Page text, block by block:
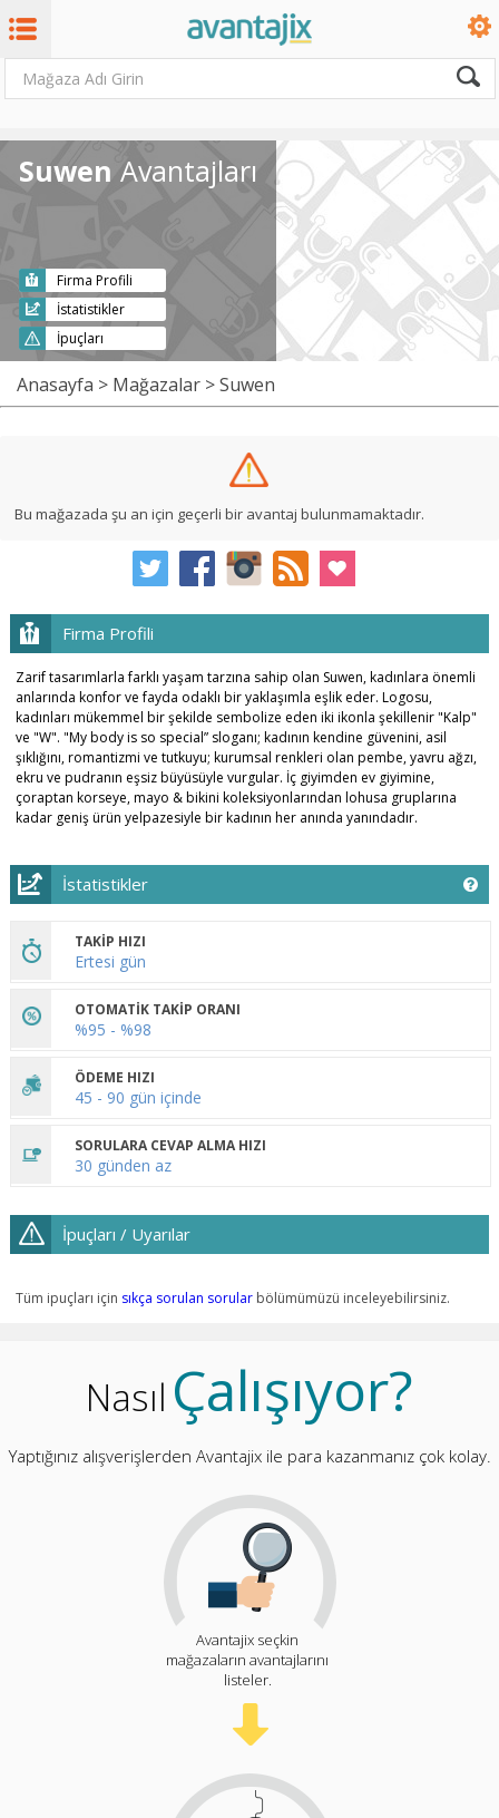
Suwen Avantajları
Firma Profili
İstatistikler
İpuçları
Anasayfa > Mağazalar > Suwen
Bu mağazada şu an için geçerli bir avantaj bulunmamaktadır.
Firma Profili
Zarif tasarımlarla farklı yaşam tarzına sahip olan Suwen, kadınlara önemli
anlarında konfor ve fayda odaklı bir yaklaşımla eşlik eder. Logosu,
kadınları mükemmel bir şekilde sembolize eden iki ikonla şekillenir "Kalp"
ve "W". "My body is so special” sloganı; kadının kendine güvenini, asil
şıklığını, romantizmi ve tutkuyu; kurumsal renkleri olan pembe, yavru ağzı,
ekru ve pudranın eşsiz büyüsüyle vurgular. İç giyimden ev giyimine,
çoraptan korseye, mayo & bikini koleksiyonlarından lohusa gruplarına
kadar geniş ürün yelpazesiyle bir kadının her anında yanındadır.
İstatistikler
TAKİP HIZI
Ertesi gün
OTOMATİK TAKİP ORANI
%95 - %98
ÖDEME HIZI
45 - 90 gün içinde
SORULARA CEVAP ALMA HIZI
30 günden az
İpuçları / Uyarılar
Tüm ipuçları için sıkça sorulan sorularbölümümüzü inceleyebilirsiniz.
Nasıl Çalışıyor?
Yaptığınız alışverişlerden Avantajix ile para kazanmanız çok kolay.
Avantajix seçkin
mağazaların avantajlarını
listeler.